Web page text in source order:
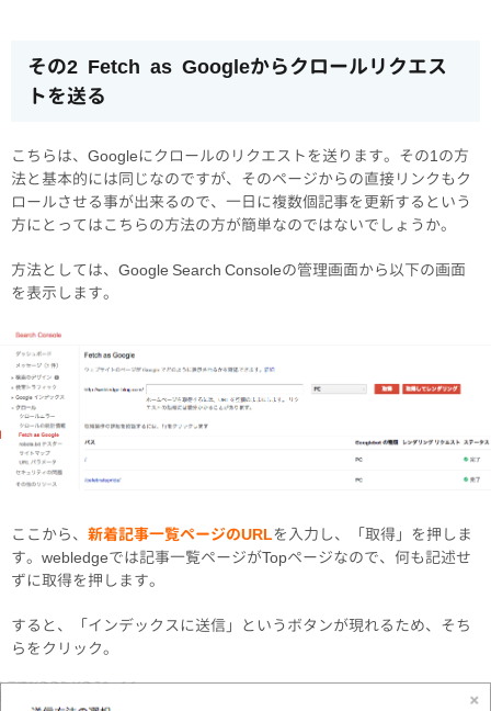
その2 Fetch as Googleからクロールリクエス
トを送る
こちらは、Googleにクロールのリクエストを送ります。その1の方
法と基本的には同じなのですが、そのページからの直接リンクもク
ロールさせる事が出来るので、一日に複数個記事を更新するという
方にとってはこちらの方法の方が簡単なのではないでしょうか。
方法としては、Google Search Consoleの管理画面から以下の画面
を表示します。
ここから、 新着記事一覧ページのURLを入力し、「取得」を押しま
す。webledgeでは記事一覧ページがTopページなので、何も記述せ
ずに取得を押します。
すると、「インデックスに送信」というボタンが現れるため、そち
らをクリック。